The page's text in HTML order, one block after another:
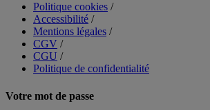
Politique cookies /
Accessibilité /
Mentions légales /
CGV /
CGU /
Politique de confidentialité
Votre mot de passe